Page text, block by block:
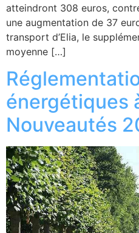
atteindront 308 euros,
une augmentation de 37
transport d’Elia, le
moyenne […]
énergétiques
Nouveautés